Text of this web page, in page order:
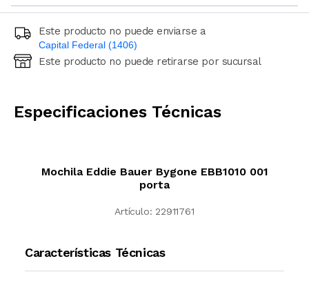
Este producto no puede enviarse a
Capital Federal (1406)
Ingresá código postal (sólo números)
Este producto no puede retirarse por sucursal
Especificaciones Técnicas
Mochila Eddie Bauer Bygone EBB1010 001
porta
Artículo: 22911761
Características Técnicas